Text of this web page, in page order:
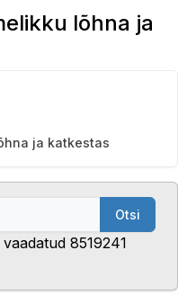
lõhna ja
ja katkestas
Otsi
8519241